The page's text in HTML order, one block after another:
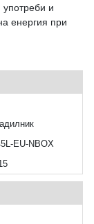
и
енергия при
EU-NBOX